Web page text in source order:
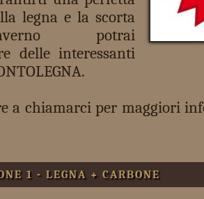
legna e la scorta
potrai
delle interessanti
a chiamarci per maggiori
1 - LEGNA + CARBONE